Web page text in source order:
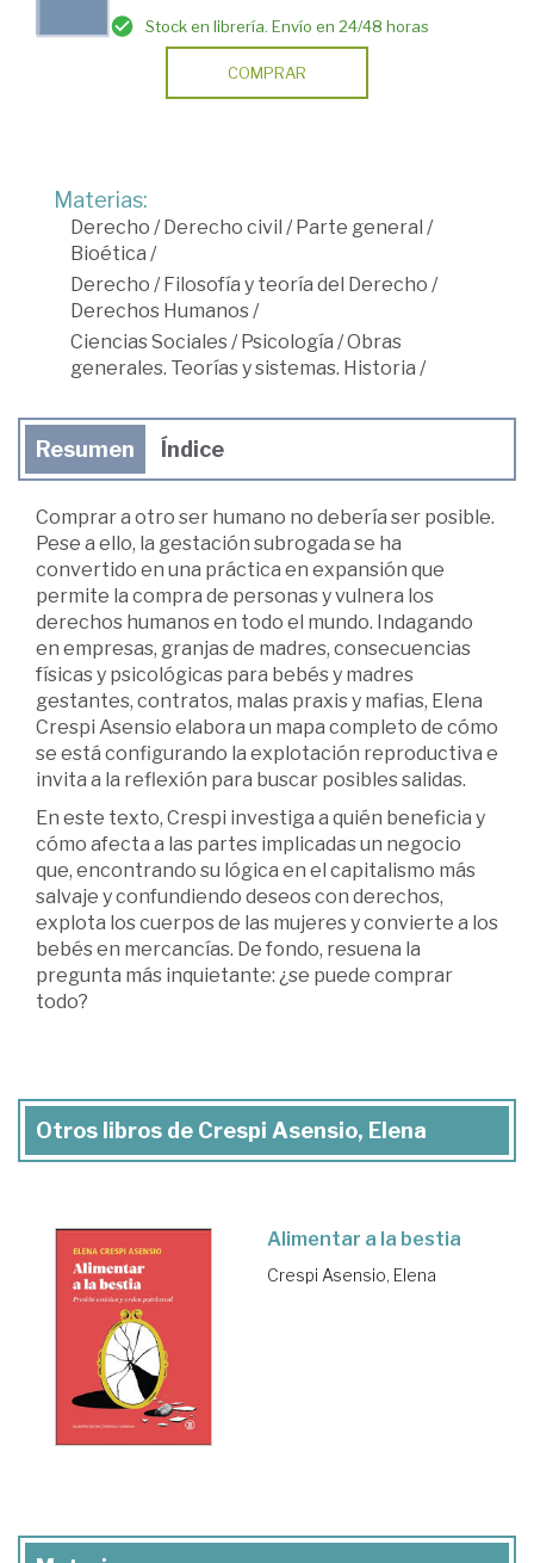
Stock en librería. Envío en 24/48 horas
COMPRAR
Materias:
Derecho /Derecho civil /Parte general /
Bioética /
Derecho /Filosofía y teoría del Derecho /
Derechos Humanos/
Ciencias Sociales/Psicología /Obras
generales. Teorías y sistemas. Historia /
Resumen Índice
Comprar a otro ser humano no debería ser posible.
Pese a ello, la gestación subrogada se ha
convertido en una práctica en expansión que
permite la compra de personas y vulnera los
derechos humanos en todo el mundo. Indagando
en empresas, granjas de madres, consecuencias
físicas y psicológicas para bebés y madres
gestantes, contratos, malas praxis y mafias, Elena
Crespi Asensio elabora un mapa completo de cómo
se está configurando la explotación reproductiva e
invita a la reflexión para buscar posibles salidas.
En este texto, Crespi investiga a quién beneficia y
cómo afecta a las partes implicadas un negocio
que, encontrando su lógica en el capitalismo más
salvaje y confundiendo deseos con derechos,
explota los cuerpos de las mujeres y convierte a los
bebés en mercancías. De fondo, resuena la
pregunta más inquietante: ¿se puede comprar
todo?
Otros libros de Crespi Asensio, Elena
Alimentar a la bestia
Crespi Asensio, Elena